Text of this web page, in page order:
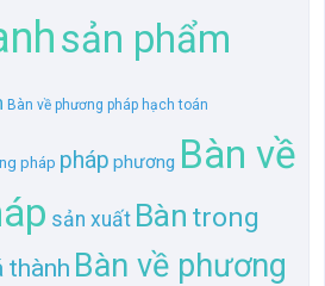
sản phẩm
Bàn về phương pháp hạch toán
pháp pháp phương Bàn về
sản xuất Bàn trong
thành Bàn về phương